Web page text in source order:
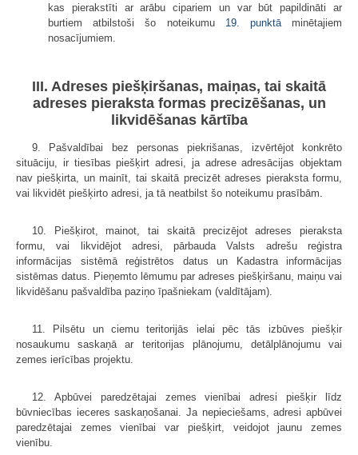
kas pierakstīti ar arābu cipariem un var būt papildināti ar
burtiem atbilstoši šo noteikumu 19. punktāminētajiem
nosacījumiem.
III. Adreses piešķiršanas, maiņas, tai skaitā
adreses pieraksta formas precizēšanas, un
likvidēšanas kārtība
9. Pašvaldībai bez personas piekrišanas, izvērtējot konkrēto
situāciju, ir tiesības piešķirt adresi, ja adrese adresācijas objektam
nav piešķirta, un mainīt, tai skaitā precizēt adreses pieraksta formu,
vai likvidēt piešķirto adresi, ja tā neatbilst šo noteikumu prasībām.
10. Piešķirot, mainot, tai skaitā precizējot adreses pieraksta
formu, vai likvidējot adresi, pārbauda Valsts adrešu reģistra
informācijas sistēmā reģistrētos datus un Kadastra informācijas
sistēmas datus. Pieņemto lēmumu par adreses piešķiršanu, maiņu vai
likvidēšanu pašvaldība paziņo īpašniekam (valdītājam).
11. Pilsētu un ciemu teritorijās ielai pēc tās izbūves piešķir
nosaukumu saskaņā ar teritorijas plānojumu, detālplānojumu vai
zemes ierīcības projektu.
12. Apbūvei paredzētajai zemes vienībai adresi piešķir līdz
būvniecības ieceres saskaņošanai. Ja nepieciešams, adresi apbūvei
paredzētajai zemes vienībai var piešķirt, veidojot jaunu zemes
vienību.